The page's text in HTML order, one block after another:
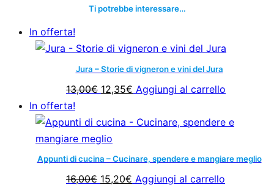
Ti potrebbe interessare…
In offerta!
Jura – Storie di vigneron e vini del Jura
13,00€ Il
originale
era:
13,00€.
12,35€ Il
attuale
12,35€.
Aggiungi al carrello
In offerta!
Appunti di cucina – Cucinare, spendere e mangiare meglio
16,00€ Il
15,20€ IlAggiungi al carrello